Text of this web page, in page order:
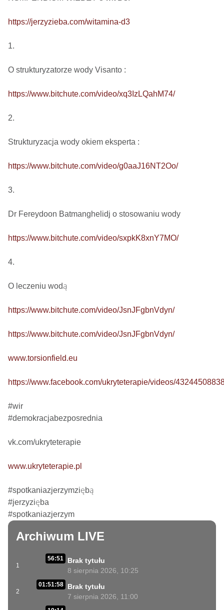
https://jerzyzieba.com/witamina-d3
1.
O strukturyzatorze wody Visanto :
https://www.bitchute.com/video/xq3IzLQahM74/
2.
Strukturyzacja wody okiem eksperta :
https://www.bitchute.com/video/g0aaJ16NT2Oo/
3.
Dr Fereydoon Batmanghelidj o stosowaniu wody
https://www.bitchute.com/video/sxpkK8xnY7MO/
4.
O leczeniu wodą
https://www.bitchute.com/video/JsnJFgbnVdyn/
https://www.bitchute.com/video/JsnJFgbnVdyn/
www.torsionfield.eu
https://www.facebook.com/ukryteterapie/videos/
#wir
#demokracjabezposrednia
vk.com/ukryteterapie
www.ukryteterapie.pl
#spotkaniazjerzymziębą
#jerzyzięba
#spotkaniazjerzym
Archiwum LIVE
1
56:51
Brak tytułu
8 sierpnia 2026, 10:25
2
01:51:58
Brak tytułu
7 sierpnia 2026, 11:00